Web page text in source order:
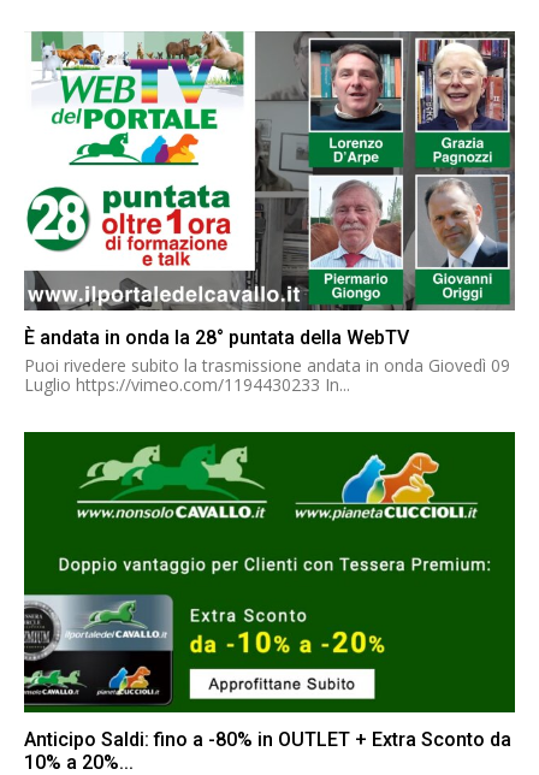
È andata in onda la 28° puntata della WebTV
Puoi rivedere subito la trasmissione andata in onda Giovedì 09
Luglio https://vimeo.com/1194430233 In...
Anticipo Saldi: fino a -80% in OUTLET + Extra Sconto da
10% a 20%...